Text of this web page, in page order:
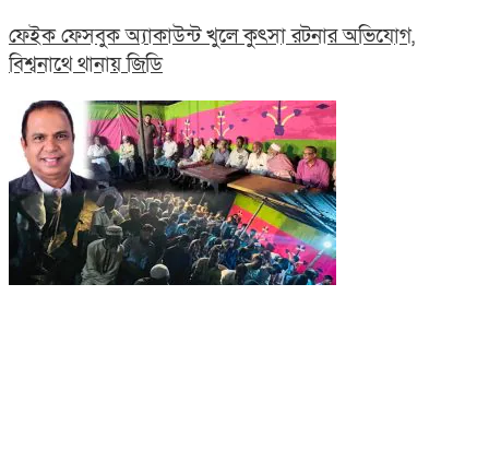
ফেইক ফেসবুক অ্যাকাউন্ট খুলে কুৎসা রটনার অভিযোগ,
বিশ্বনাথে থানায় জিডি